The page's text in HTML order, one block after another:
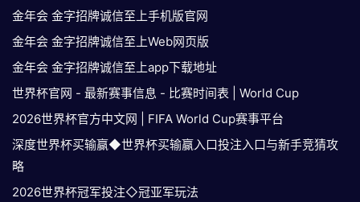
金年会 金字招牌诚信至上手机版官网
金年会 金字招牌诚信至上Web网页版
金年会 金字招牌诚信至上app下载地址
世界杯官网 - 最新赛事信息 - 比赛时间表 | World Cup
2026世界杯官方中文网 | FIFA World Cup赛事平台
深度世界杯买输赢◆世界杯买输赢入口投注入口与新手竞猜攻
略
2026世界杯冠军投注◇冠亚军玩法